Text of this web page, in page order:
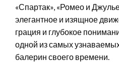
«Спартак», «Ромео и
элегантное и изящное
грация и глубокое
одной из самых
балерин своего времени.